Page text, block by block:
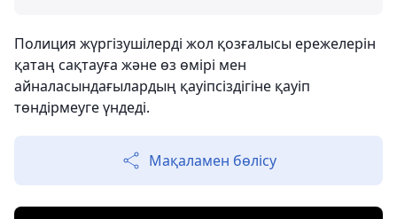
Полиция жүргізушілерді жол қозғалысы ережелерін
қатаң сақтауға және өз өмірі мен
айналасындағылардың қауіпсіздігіне қауіп
төндірмеуге үндеді.
Мақаламен бөлісу